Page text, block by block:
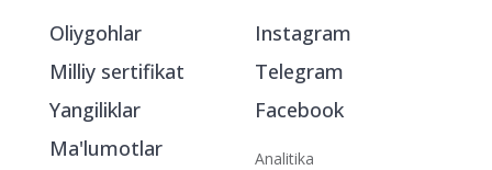
Oliygohlar
Milliy sertifikat
Yangiliklar
Ma'lumotlar
Instagram
Telegram
Facebook
Analitika